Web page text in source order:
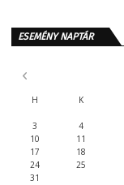
ESEMÉNY NAPTÁR
H K
3
4
10
11
17
18
24
25
31